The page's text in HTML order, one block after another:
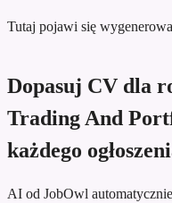
Tutaj pojawi się
Dopasuj CV dla
Trading And
każdego
AI od JobOwl